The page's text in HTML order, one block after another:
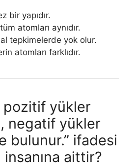
bir yapıdır.
atomları aynıdır.
tepkimelerde yok olur.
atomları farklıdır.
pozitif yükler
negatif yükler
bulunur.” ifadesi
aittir?